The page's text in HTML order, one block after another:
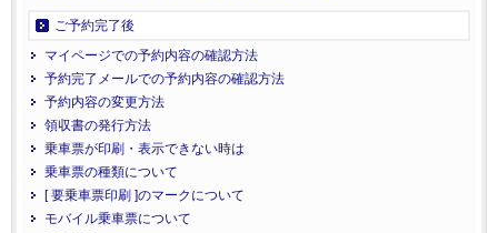
ご予約完了後
マイページでの予約内容の確認方法
予約完了メールでの予約内容の確認方法
予約内容の変更方法
領収書の発行方法
乗車票が印刷・表示できない時は
乗車票の種類について
[ 要乗車票印刷 ]のマークについて
モバイル乗車票について